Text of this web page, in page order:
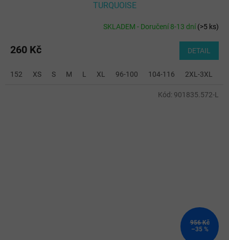
TURQUOISE
SKLADEM - Doručení 8-13 dní(>5 ks)
260 Kč DETAIL
152 XS S M L XL 96-100 104-116 2XL-3XL
956 Kč
–35 %
Kód: 901835.572-L